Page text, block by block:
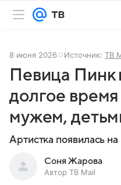
8 июня 2026 Источник: ТВ
Певица Пинк
долгое
мужем,
Артистка появилась
Соня Жарова
Автор ТВ Mail